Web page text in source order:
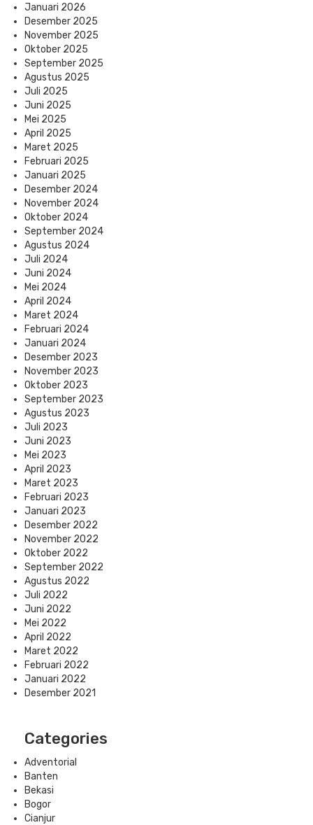
Januari 2026
Desember 2025
November 2025
Oktober 2025
September 2025
Agustus 2025
Juli 2025
Juni 2025
Mei 2025
April 2025
Maret 2025
Februari 2025
Januari 2025
Desember 2024
November 2024
Oktober 2024
September 2024
Agustus 2024
Juli 2024
Juni 2024
Mei 2024
April 2024
Maret 2024
Februari 2024
Januari 2024
Desember 2023
November 2023
Oktober 2023
September 2023
Agustus 2023
Juli 2023
Juni 2023
Mei 2023
April 2023
Maret 2023
Februari 2023
Januari 2023
Desember 2022
November 2022
Oktober 2022
September 2022
Agustus 2022
Juli 2022
Juni 2022
Mei 2022
April 2022
Maret 2022
Februari 2022
Januari 2022
Desember 2021
Categories
Adventorial
Banten
Bekasi
Bogor
Cianjur